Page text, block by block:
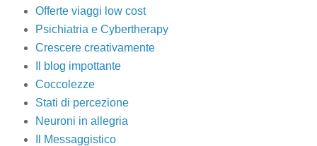
Offerte viaggi low cost
Psichiatria e Cybertherapy
Crescere creativamente
Il blog impottante
Coccolezze
Stati di percezione
Neuroni in allegria
Il Messaggistico